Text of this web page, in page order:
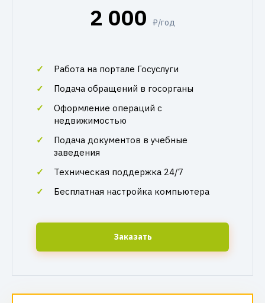
2 000 ₽/год
Работа на портале Госуслуги
Подача обращений в госорганы
Оформление операций с
недвижимостью
Подача документов в учебные
заведения
Техническая поддержка 24/7
Бесплатная настройка компьютера
Заказать